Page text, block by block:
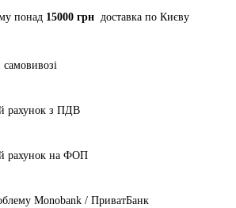
понад 15000 грн доставка по Києву
рахунок з ПДВ
рахунок на ФОП
Monobank / ПриватБанк